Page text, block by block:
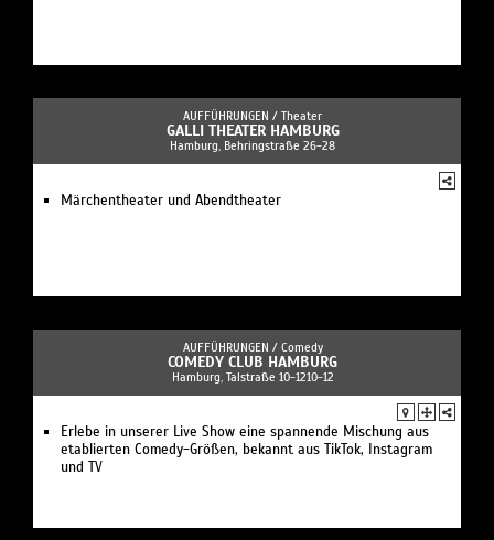
AUFFÜHRUNGEN / Theater
GALLI THEATER HAMBURG
Hamburg, Behringstraße 26-28
Märchentheater und Abendtheater
AUFFÜHRUNGEN / Comedy
COMEDY CLUB HAMBURG
Hamburg, Talstraße 10-1210-12
Erlebe in unserer Live Show eine spannende Mischung aus
etablierten Comedy-Größen, bekannt aus TikTok, Instagram
und TV